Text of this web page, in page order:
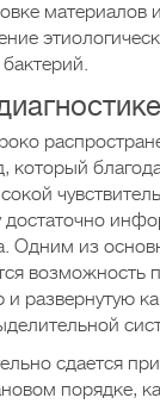
материалов
который
достаточно
Одним из
возможность
развернутую
сдается
порядке,